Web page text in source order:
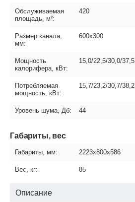
Обслуживаемая
площадь, м²:
420
Размер канала,
мм:
600х300
Мощность
калорифера, кВт:
15,0/22,5/30,0/37,5
Потребляемая
мощность, кВт:
15,7/23,2/30,7/38,2
Уровень шума, Дб: 44
Габариты, вес
Габариты, мм: 2223х800х586
Вес, кг: 85
Описание